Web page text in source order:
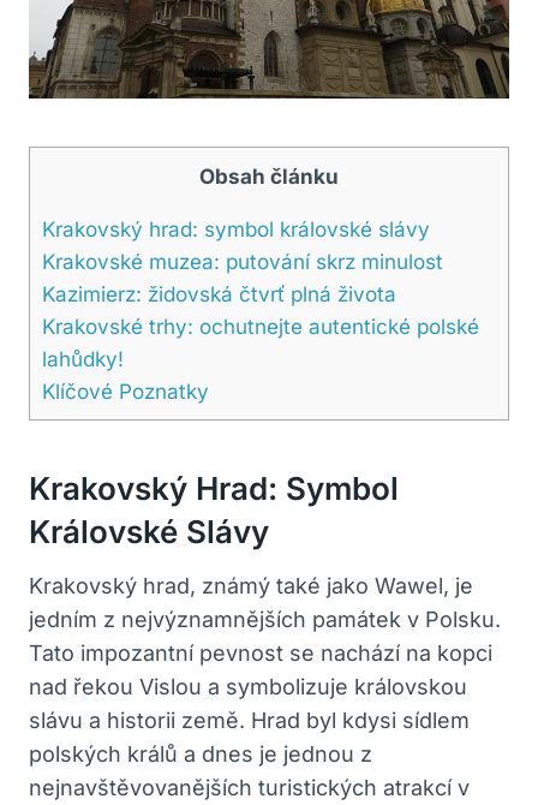
Obsah článku
Krakovský hrad: symbol královské slávy
Krakovské muzea: putování skrz minulost
Kazimierz: židovská čtvrť plná života
Krakovské trhy: ochutnejte autentické polské
lahůdky!
Klíčové Poznatky
Krakovský Hrad: Symbol
Královské Slávy
Krakovský hrad, známý také jako Wawel, je
jedním z nejvýznamnějších památek v Polsku.
Tato impozantní pevnost se nachází na kopci
nad řekou Vislou a symbolizuje královskou
slávu a historii země. Hrad byl kdysi sídlem
polských králů a dnes je jednou z
nejnavštěvovanějších turistických atrakcí v